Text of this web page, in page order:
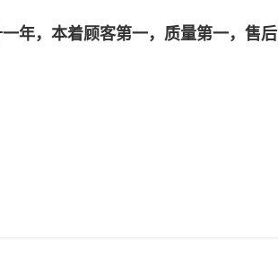
年，本着顾客第一，质量第一，售